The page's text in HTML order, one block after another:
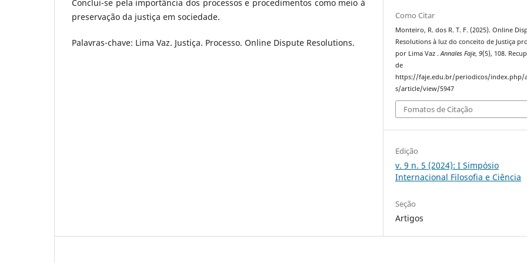
Conclui-se pela importância dos processos e procedimentos como meio à
preservação da justiça em sociedade.
Palavras-chave: Lima Vaz. Justiça. Processo. Online Dispute Resolutions.
Como Citar
Monteiro, R. dos R. T. F. (2025). Online
Resolutions à luz do conceito de Justiça
por Lima Vaz .Annales Faje, 9(5), 108.
de
https://faje.edu.br/periodicos/index.php/
s/article/view/5947
Fomatos de Citação
Edição
v. 9 n. 5 (2024): I Simpósio
Internacional Filosofia e Ciência
Seção
Artigos